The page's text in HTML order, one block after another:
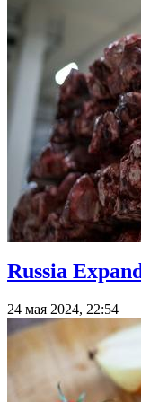
Russia
24 мая 2024, 22:54